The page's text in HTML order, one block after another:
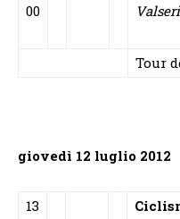
00
Tour
giovedì 12 luglio 2012
13